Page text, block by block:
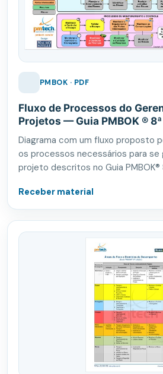
PMBOK · PDF
Fluxo de Processos do
Projetos — Guia PMBOK ®
Diagrama com um fluxo proposto
os processos necessários para se
projeto descritos no Guia PMBOK®
Receber material